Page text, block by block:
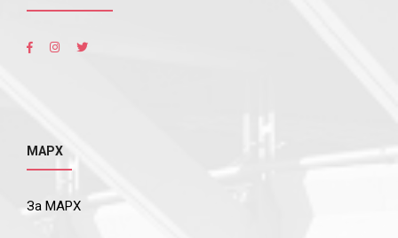
МАРХ
За МАРХ